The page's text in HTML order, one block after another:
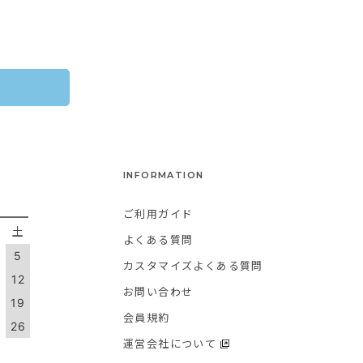
土
5
12
19
26
INFORMATION
ご利用ガイド
よくある質問
カスタマイズよくある質問
お問い合わせ
会員規約
運営会社について